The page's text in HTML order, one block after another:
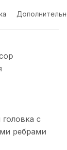
с
ребрами